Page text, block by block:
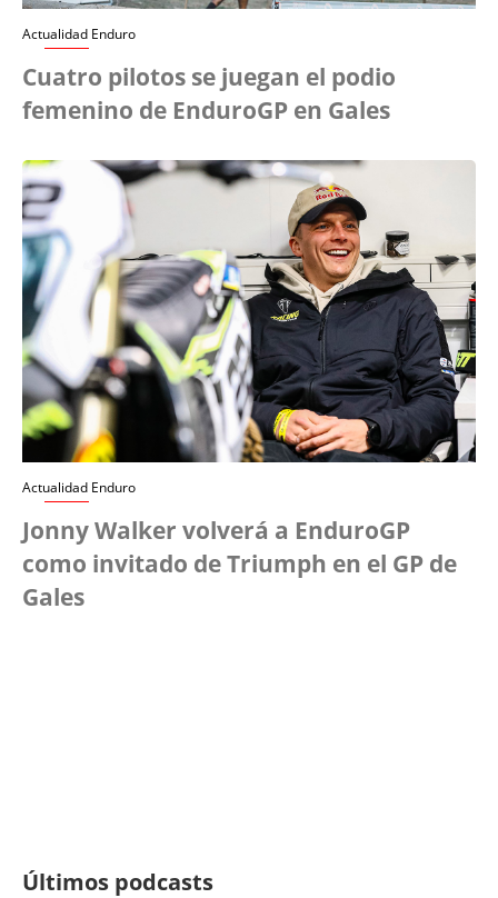
Actualidad Enduro
Cuatro pilotos se juegan el podio
femenino de EnduroGP en Gales
Actualidad Enduro
Jonny Walker volverá a EnduroGP
como invitado de Triumph en el GP de
Gales
Últimos podcasts